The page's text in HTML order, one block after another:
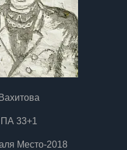
33+1
Место-2018